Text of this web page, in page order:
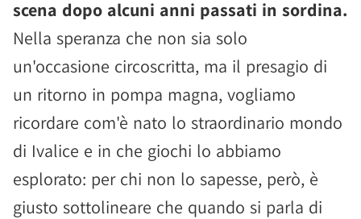
scena dopo alcuni anni passati in sordina.
Nella speranza che non sia solo
un'occasione circoscritta, ma il presagio di
un ritorno in pompa magna, vogliamo
ricordare com'è nato lo straordinario mondo
di Ivalice e in che giochi lo abbiamo
esplorato: per chi non lo sapesse, però, è
giusto sottolineare che quando si parla di